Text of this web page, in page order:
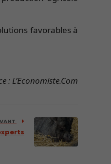
favorables à
: L’Economiste.Com